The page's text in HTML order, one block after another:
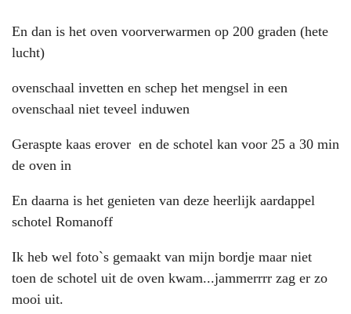
En dan is het oven voorverwarmen op 200 graden (hete
lucht)
ovenschaal invetten en schep het mengsel in een
ovenschaal niet teveel induwen
Geraspte kaas erover en de schotel kan voor 25 a 30 min
de oven in
En daarna is het genieten van deze heerlijk aardappel
schotel Romanoff
Ik heb wel foto`s gemaakt van mijn bordje maar niet
toen de schotel uit de oven kwam...jammerrrr zag er zo
mooi uit.